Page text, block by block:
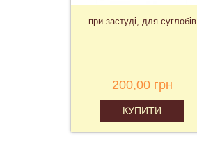
при застуді, для суглобів
200,00 грн
КУПИТИ